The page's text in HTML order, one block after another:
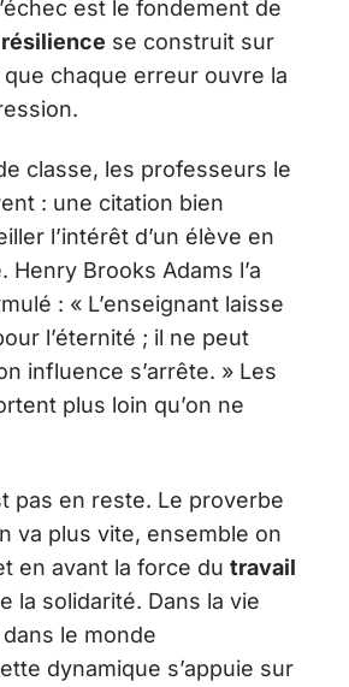
est le fondement de
résilience se construit sur
chaque erreur ouvre la
classe, les professeurs le
: une citation bien
l’intérêt d’un élève en
Henry Brooks Adams l’a
: « L’enseignant laisse
l’éternité ; il ne peut
influence s’arrête. » Les
plus loin qu’on ne
pas en reste. Le proverbe
va plus vite, ensemble on
en avant la force du travail
la solidarité. Dans la vie
le monde
dynamique s’appuie sur